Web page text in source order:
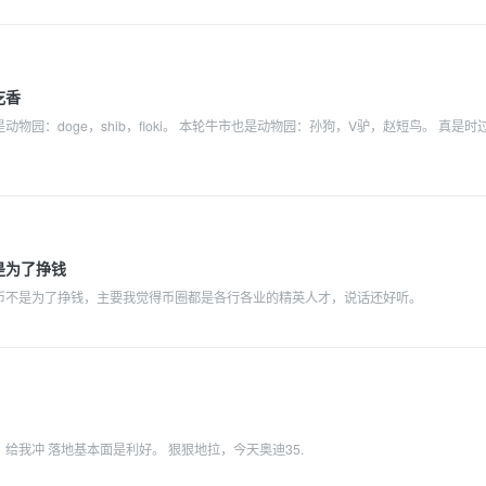
香
动物园：doge，shib，floki。 本轮牛市也是动物园：孙狗，V驴，赵短鸟。 真是时
为了挣钱
是为了挣钱，主要我觉得币圈都是各行各业的精英人才，说话还好听。
我冲 落地基本面是利好。 狠狠地拉，今天奥迪35.